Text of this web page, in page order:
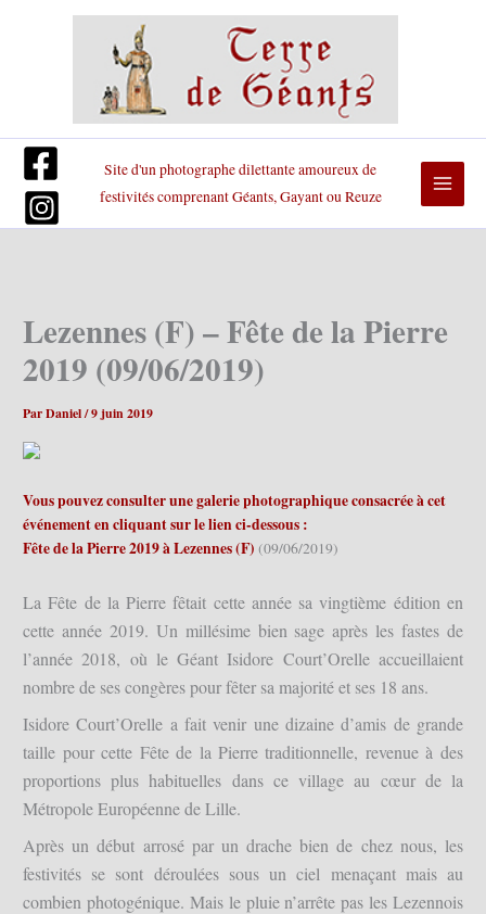
Site d'un photographe dilettante amoureux de
festivités comprenant Géants, Gayant ou Reuze
Lezennes (F) – Fête de la Pierre
2019 (09/06/2019)
ParDaniel/9 juin 2019
Vous pouvez consulter une galerie photographique consacrée à cet
événement en cliquant sur le lien ci-dessous :
Fête de la Pierre 2019 à Lezennes (F) (09/06/2019)
La Fête de la Pierre fêtait cette année sa vingtième édition en
cette année 2019. Un millésime bien sage après les fastes de
l’année 2018, où le Géant Isidore Court’Orelle accueillaient
nombre de ses congères pour fêter sa majorité et ses 18 ans.
Isidore Court’Orelle a fait venir une dizaine d’amis de grande
taille pour cette Fête de la Pierre traditionnelle, revenue à des
proportions plus habituelles dans ce village au cœur de la
Métropole Européenne de Lille.
Après un début arrosé par un drache bien de chez nous, les
festivités se sont déroulées sous un ciel menaçant mais au
combien photogénique. Mais le pluie n’arrête pas les Lezennois